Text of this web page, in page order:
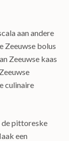
aan andere
Zeeuwse bolus
Zeeuwse kaas
culinaire
de pittoreske
een